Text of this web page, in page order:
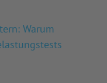
Warum